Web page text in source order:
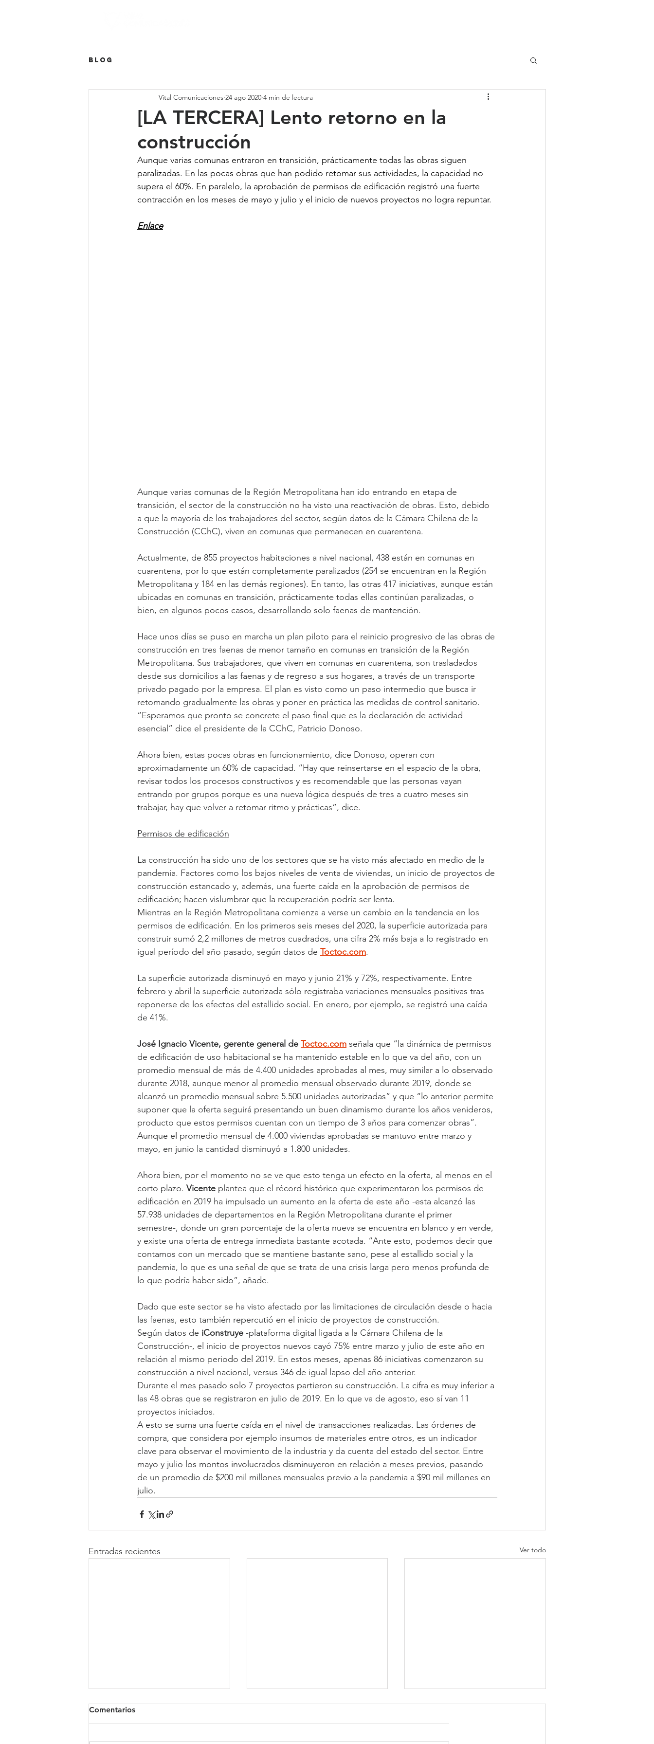
Blog
[LA TERCERA] Lento retorno en la
construcción
Vital Comunicaciones 24 ago 2020 4 min de lectura
Aunque varias comunas entraron en transición, prácticamente todas las obras siguen
paralizadas. En las pocas obras que han podido retomar sus actividades, la capacidad no
supera el 60%. En paralelo, la aprobación de permisos de edificación registró una fuerte
contracción en los meses de mayo y julio y el inicio de nuevos proyectos no logra repuntar.
Enlace
Aunque varias comunas de la Región Metropolitana han ido entrando en etapa de
transición, el sector de la construcción no ha visto una reactivación de obras. Esto, debido
a que la mayoría de los trabajadores del sector, según datos de la Cámara Chilena de la
Construcción (CChC), viven en comunas que permanecen en cuarentena.
Actualmente, de 855 proyectos habitaciones a nivel nacional, 438 están en comunas en
cuarentena, por lo que están completamente paralizados (254 se encuentran en la Región
Metropolitana y 184 en las demás regiones). En tanto, las otras 417 iniciativas, aunque están
ubicadas en comunas en transición, prácticamente todas ellas continúan paralizadas, o
bien, en algunos pocos casos, desarrollando solo faenas de mantención.
Hace unos días se puso en marcha un plan piloto para el reinicio progresivo de las obras de
construcción en tres faenas de menor tamaño en comunas en transición de la Región
Metropolitana. Sus trabajadores, que viven en comunas en cuarentena, son trasladados
desde sus domicilios a las faenas y de regreso a sus hogares, a través de un transporte
privado pagado por la empresa. El plan es visto como un paso intermedio que busca ir
retomando gradualmente las obras y poner en práctica las medidas de control sanitario.
“Esperamos que pronto se concrete el paso final que es la declaración de actividad
esencial” dice el presidente de la CChC, Patricio Donoso.
Ahora bien, estas pocas obras en funcionamiento, dice Donoso, operan con
aproximadamente un 60% de capacidad. “Hay que reinsertarse en el espacio de la obra,
revisar todos los procesos constructivos y es recomendable que las personas vayan
entrando por grupos porque es una nueva lógica después de tres a cuatro meses sin
trabajar, hay que volver a retomar ritmo y prácticas”, dice.
Permisos de edificación
La construcción ha sido uno de los sectores que se ha visto más afectado en medio de la
pandemia. Factores como los bajos niveles de venta de viviendas, un inicio de proyectos de
construcción estancado y, además, una fuerte caída en la aprobación de permisos de
edificación; hacen vislumbrar que la recuperación podría ser lenta.
Mientras en la Región Metropolitana comienza a verse un cambio en la tendencia en los
permisos de edificación. En los primeros seis meses del 2020, la superficie autorizada para
construir sumó 2,2 millones de metros cuadrados, una cifra 2% más baja a lo registrado en
igual período del año pasado, según datos de Toctoc.com.
La superficie autorizada disminuyó en mayo y junio 21% y 72%, respectivamente. Entre
febrero y abril la superficie autorizada sólo registraba variaciones mensuales positivas tras
reponerse de los efectos del estallido social. En enero, por ejemplo, se registró una caída
de 41%.
José Ignacio Vicente, gerente general de Toctoc.com señala que “la dinámica de permisos
de edificación de uso habitacional se ha mantenido estable en lo que va del año, con un
promedio mensual de más de 4.400 unidades aprobadas al mes, muy similar a lo observado
durante 2018, aunque menor al promedio mensual observado durante 2019, donde se
alcanzó un promedio mensual sobre 5.500 unidades autorizadas” y que “lo anterior permite
suponer que la oferta seguirá presentando un buen dinamismo durante los años venideros,
producto que estos permisos cuentan con un tiempo de 3 años para comenzar obras”.
Aunque el promedio mensual de 4.000 viviendas aprobadas se mantuvo entre marzo y
mayo, en junio la cantidad disminuyó a 1.800 unidades.
Ahora bien, por el momento no se ve que esto tenga un efecto en la oferta, al menos en el
corto plazo. Vicente plantea que el récord histórico que experimentaron los permisos de
edificación en 2019 ha impulsado un aumento en la oferta de este año -esta alcanzó las
57.938 unidades de departamentos en la Región Metropolitana durante el primer
semestre-, donde un gran porcentaje de la oferta nueva se encuentra en blanco y en verde,
y existe una oferta de entrega inmediata bastante acotada. “Ante esto, podemos decir que
contamos con un mercado que se mantiene bastante sano, pese al estallido social y la
pandemia, lo que es una señal de que se trata de una crisis larga pero menos profunda de
lo que podría haber sido”, añade.
Dado que este sector se ha visto afectado por las limitaciones de circulación desde o hacia
las faenas, esto también repercutió en el inicio de proyectos de construcción.
Según datos de iConstruye -plataforma digital ligada a la Cámara Chilena de la
Construcción-, el inicio de proyectos nuevos cayó 75% entre marzo y julio de este año en
relación al mismo periodo del 2019. En estos meses, apenas 86 iniciativas comenzaron su
construcción a nivel nacional, versus 346 de igual lapso del año anterior.
Durante el mes pasado solo 7 proyectos partieron su construcción. La cifra es muy inferior a
las 48 obras que se registraron en julio de 2019. En lo que va de agosto, eso sí van 11
proyectos iniciados.
A esto se suma una fuerte caída en el nivel de transacciones realizadas. Las órdenes de
compra, que considera por ejemplo insumos de materiales entre otros, es un indicador
clave para observar el movimiento de la industria y da cuenta del estado del sector. Entre
mayo y julio los montos involucrados disminuyeron en relación a meses previos, pasando
de un promedio de $200 mil millones mensuales previo a la pandemia a $90 mil millones en
julio.
Entradas recientes Ver todo
Comentarios